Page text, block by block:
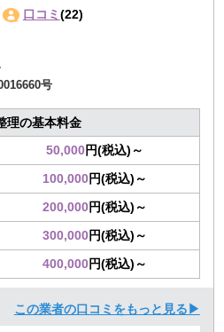
口コミ (22)
号
理の基本料金
50,000円(税込)～
100,000円(税込)～
200,000円(税込)～
300,000円(税込)～
400,000円(税込)～
この業者の口コミをもっと見る▶